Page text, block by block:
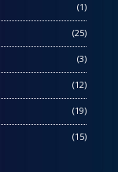
(1)
(25)
(3)
(12)
(19)
(15)